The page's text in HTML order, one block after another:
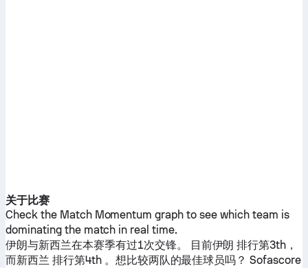
关于比赛
Check the Match Momentum graph to see which team is
dominating the match in real time.
伊朗与新西兰在本赛季有过1次交锋。 目前伊朗 排行第3th，
而新西兰 排行第4th 。想比较两队的最佳球员吗？ Sofascore